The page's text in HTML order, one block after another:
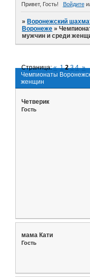
Привет, Гость! Войдите
»Воронежский
Воронеже »
мужчин и среди
Чемпионаты
женщин
Страница:« 1 2 3 4 »
Четверик
Гость
мама Кати
Гость